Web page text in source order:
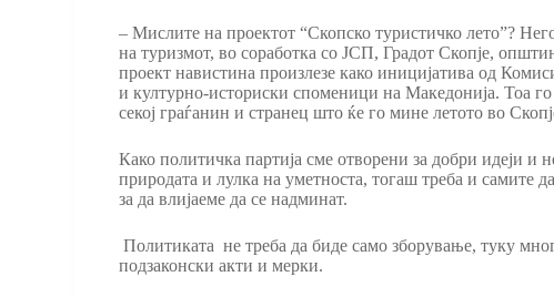
– Мислите на проектот “Скопско туристичко лето”?
на туризмот, во соработка со ЈСП, Градот Скопје,
проект навистина произлезе како иницијатива од
и културно-историски споменици на Македонија. Тоа
секој граѓанин и странец што ќе го мине летото во
Како политичка партија сме отворени за добри идеји
природата и лулка на уметноста, тогаш треба и самите
за да влијаеме да се надминат.
Политиката не треба да биде само зборување, туку
подзаконски акти и мерки.